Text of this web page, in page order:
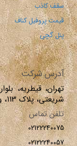
سقف کاذب
قیمت پروفیل کناف
پنل گچی
آدرس شرکت
تهران، قیطریه،
شریعتی، پلاک 113، واحد 7
تلفن تماس
02122240075
02122240057